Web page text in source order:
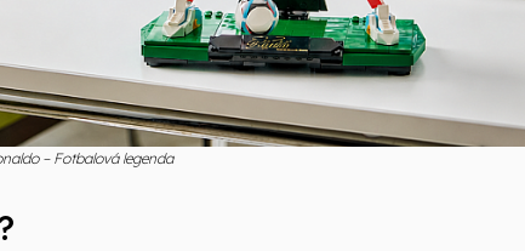
– Fotbalová legenda